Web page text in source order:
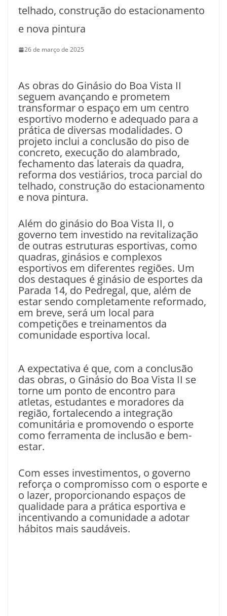
telhado, construção do estacionamento
e nova pintura
26 de março de 2025
As obras do Ginásio do Boa Vista II
seguem avançando e prometem
transformar o espaço em um centro
esportivo moderno e adequado para a
prática de diversas modalidades. O
projeto inclui a conclusão do piso de
concreto, execução do alambrado,
fechamento das laterais da quadra,
reforma dos vestiários, troca parcial do
telhado, construção do estacionamento
e nova pintura.
Além do ginásio do Boa Vista II, o
governo tem investido na revitalização
de outras estruturas esportivas, como
quadras, ginásios e complexos
esportivos em diferentes regiões. Um
dos destaques é ginásio de esportes da
Parada 14, do Pedregal, que, além de
estar sendo completamente reformado,
em breve, será um local para
competições e treinamentos da
comunidade esportiva local.
A expectativa é que, com a conclusão
das obras, o Ginásio do Boa Vista II se
torne um ponto de encontro para
atletas, estudantes e moradores da
região, fortalecendo a integração
comunitária e promovendo o esporte
como ferramenta de inclusão e bem-
estar.
Com esses investimentos, o governo
reforça o compromisso com o esporte e
o lazer, proporcionando espaços de
qualidade para a prática esportiva e
incentivando a comunidade a adotar
hábitos mais saudáveis.